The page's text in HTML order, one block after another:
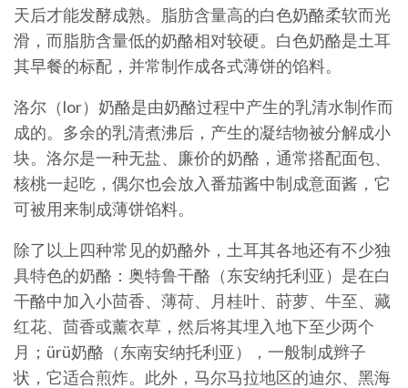
天后才能发酵成熟。脂肪含量高的白色奶酪柔软而光
滑，而脂肪含量低的奶酪相对较硬。白色奶酪是土耳
其早餐的标配，并常制作成各式薄饼的馅料。
洛尔（lor）奶酪是由奶酪过程中产生的乳清水制作而
成的。多余的乳清煮沸后，产生的凝结物被分解成小
块。洛尔是一种无盐、廉价的奶酪，通常搭配面包、
核桃一起吃，偶尔也会放入番茄酱中制成意面酱，它
可被用来制成薄饼馅料。
除了以上四种常见的奶酪外，土耳其各地还有不少独
具特色的奶酪：奥特鲁干酪（东安纳托利亚）是在白
干酪中加入小茴香、薄荷、月桂叶、莳萝、牛至、藏
红花、茴香或薰衣草，然后将其埋入地下至少两个
月；ürü奶酪（东南安纳托利亚），一般制成辫子
状，它适合煎炸。此外，马尔马拉地区的迪尔、黑海